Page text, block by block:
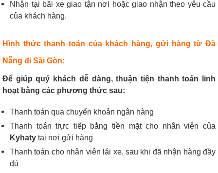
Nhận tại bãi xe giao tận nơi hoặc giao nhận theo yêu cầu
của khách hàng.
Hình thức thanh toán của khách hàng, gửi hàng từ Đà
Nẵng đi Sài Gòn:
Để giúp quý khách dễ dàng, thuận tiện thanh toán linh
hoạt bằng các phương thức sau:
Thanh toán qua chuyển khoản ngân hàng
Thanh toán trực tiếp bằng tiền mặt cho nhân viên của
Kyhaty tại nơi gửi hàng
Thanh toán cho nhân viên lái xe, sau khi đã nhận hàng đầy
đủ